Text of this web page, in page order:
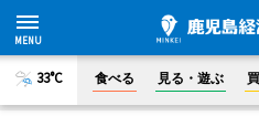
33°C 食べる 見る・遊ぶ